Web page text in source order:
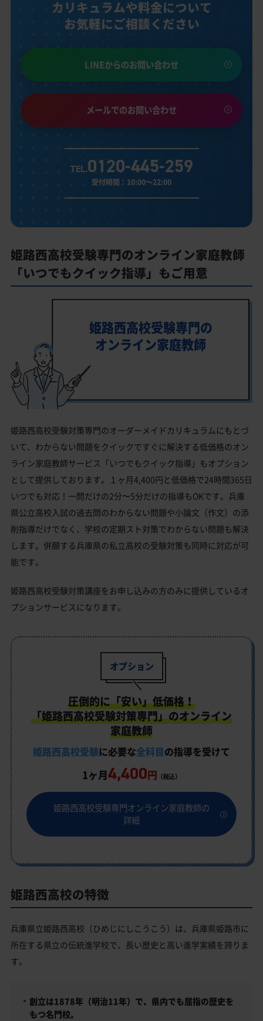
カリキュラムや料金について
お気軽にご相談ください
LINEからのお問い合わせ
メールでのお問い合わせ
TEL.0120-445-259
受付時間：10:00～22:00
姫路西高校受験専門のオンライン家庭教師
「いつでもクイック指導」もご用意
姫路西高校受験専門の
オンライン家庭教師
姫路西高校受験対策専門のオーダーメイドカリキュラムにもとづ
いて、わからない問題をクイックですぐに解決する低価格のオン
ライン家庭教師サービス「いつでもクイック指導」もオプション
として提供しております。１ヶ月4,400円と低価格で24時間365日
いつでも対応！一問だけの2分〜5分だけの指導もOKです。兵庫
県公立高校入試の過去問のわからない問題や小論文（作文）の添
削指導だけでなく、学校の定期スト対策でわからない問題も解決
します。併願する兵庫県の私立高校の受験対策も同時に対応が可
能です。
姫路西高校受験対策講座をお申し込みの方のみに提供しているオ
プションサービスになります。
オプション
圧倒的に「安い」低価格！
「姫路西高校受験対策専門」のオンライン
家庭教師
姫路西高校受験に必要な全科目の指導を受けて
1ヶ月4,400円 （税込）
姫路西高校受験専門オンライン家庭教師の
詳細
姫路西高校の特徴
兵庫県立姫路西高校（ひめじにしこうこう）は、兵庫県姫路市に
所在する県立の伝統進学校で、長い歴史と高い進学実績を誇りま
す。
創立は1878年（明治11年）で、県内でも屈指の歴史を
もつ名門校。